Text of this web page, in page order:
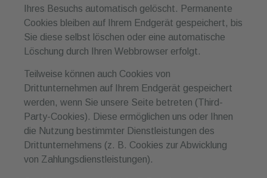
Ihres Besuchs automatisch gelöscht. Permanente
Cookies bleiben auf Ihrem Endgerät gespeichert, bis
Sie diese selbst löschen oder eine automatische
Löschung durch Ihren Webbrowser erfolgt.
Teilweise können auch Cookies von
Drittunternehmen auf Ihrem Endgerät gespeichert
werden, wenn Sie unsere Seite betreten (Third-
Party-Cookies). Diese ermöglichen uns oder Ihnen
die Nutzung bestimmter Dienstleistungen des
Drittunternehmens (z. B. Cookies zur Abwicklung
von Zahlungsdienstleistungen).